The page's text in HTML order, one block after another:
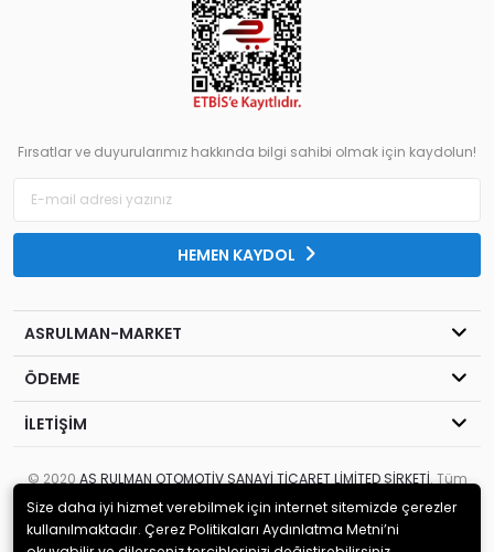
Fırsatlar ve duyurularımız hakkında bilgi sahibi olmak için kaydolun!
HEMEN KAYDOL
ASRULMAN-MARKET
ÖDEME
İLETİŞİM
© 2020 AS RULMAN OTOMOTİV SANAYİ TİCARET LİMİTED ŞİRKETİ
. Tüm
Size daha iyi hizmet verebilmek için internet sitemizde çerezler
kullanılmaktadır. Çerez Politikaları Aydınlatma Metni’ni